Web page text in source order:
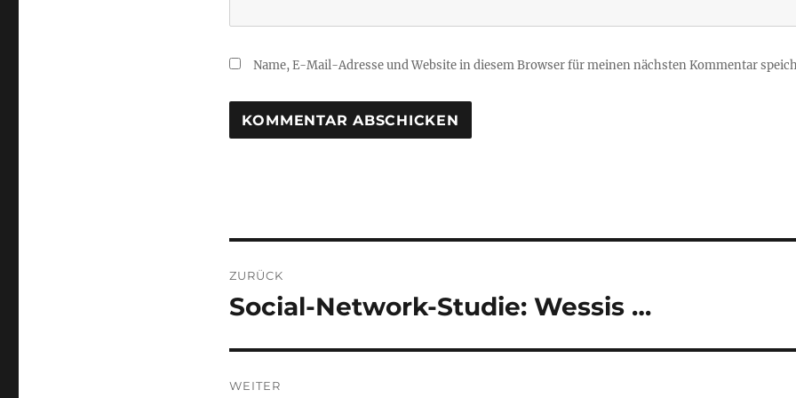
Name, E-Mail-Adresse und Website in diesem Browser für meinen nächsten Kommentar
ZURÜCK
Vorheriger
Social-Network-Studie: Wessis …
WEITER